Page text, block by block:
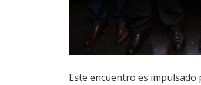
Este encuentro es